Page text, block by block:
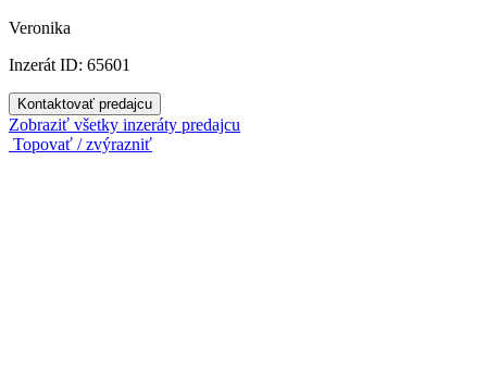
Veronika
Inzerát ID: 65601
Kontaktovať predajcu
Zobraziť všetky inzeráty predajcu
Topovať / zvýrazniť